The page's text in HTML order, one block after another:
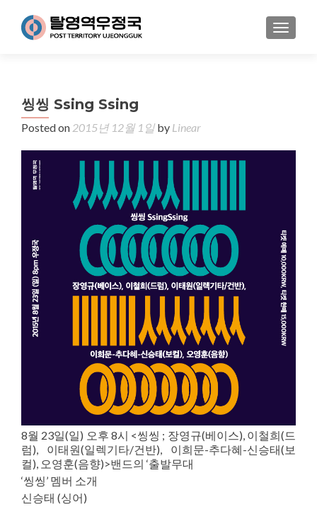
MENU
씽씽 Ssing Ssing
Posted on 2015년 12월 1일by Linear
8월 23일(일) 오후 8시 <씽씽 ; 장영규(베이스), 이철희(드
럼), 이태원(일렉기타/건반), 이희문-추다혜-신승태(보
컬), 오영훈(음향)>밴드의 ‘출발무대
‘씽씽’ 멤버 소개
신승태 (싱어)